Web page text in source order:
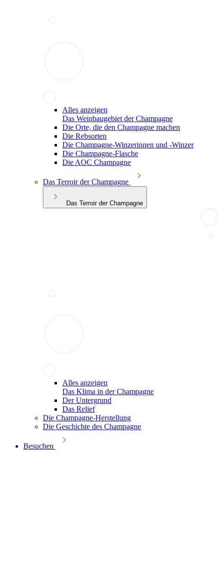
Alles anzeigen
Das Weinbaugebiet der Champagne
Die Orte, die den Champagne machen
Die Rebsorten
Die Champagne-Winzerinnen und -Winzer
Die Champagne-Flasche
Die AOC Champagne
Das Terroir der Champagne
Das Terroir der Champagne
Alles anzeigen
Das Klima in der Champagne
Der Untergrund
Das Relief
Die Champagne-Herstellung
Die Geschichte des Champagne
Besuchen